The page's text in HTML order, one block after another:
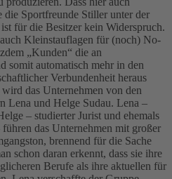
Sportfreunde Stiller unter der
für die Besitzer kein Widerspruch.
Kleinstauflagen für (noch) No-
„Kunden“ die an
somit automatisch mehr in den
Verbundenheit heraus
das Unternehmen von den
Lena und Helge Sudau. Lena –
– studierter Jurist und ehemals
das Unternehmen mit großer
brennend für die Sache
schon daran erkennt, dass sie ihre
Berufe als ihre aktuellen für